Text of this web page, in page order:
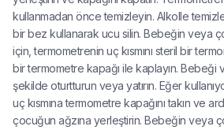
kullanmadan önce temizleyin. Alkolle
bir bez kullanarak ucu silin. Bebeğin veya
için, termometrenin uç kısmını steril bir
bir termometre kapağı ile kaplayın. Bebeği
şekilde oturtturun veya yatırın. Eğer
uç kısmına termometre kapağını takın ve
çocuğun ağzına yerleştirin. Bebeğin veya